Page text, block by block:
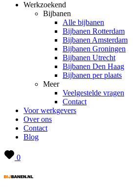
Werkzoekend
Bijbanen
Alle bijbanen
Bijbanen Rotterdam
Bijbanen Amsterdam
Bijbanen Groningen
Bijbanen Utrecht
Bijbanen Den Haag
Bijbanen per plaats
Meer
Veelgestelde vragen
Contact
Voor werkgevers
Over ons
Contact
Blog
0